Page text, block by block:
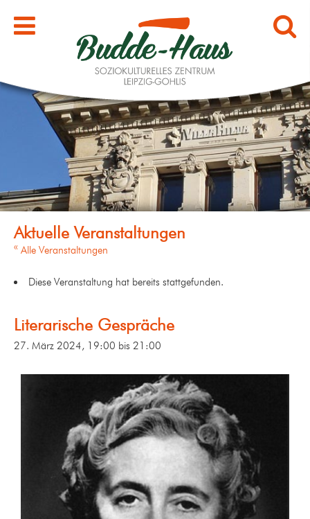
« Alle Veranstaltungen
Diese Veranstaltung hat bereits stattgefunden.
Literarische Gespräche
27. März 2024, 19:00 bis 21:00